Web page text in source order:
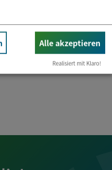
Alle akzeptieren
Realisiert mit Klaro!